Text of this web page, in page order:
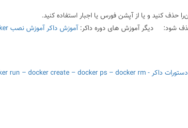
دیگر آموزش های دوره داکر: آموزش داکر
دستورات داکر - docker run – docker create – docker ps – docker rm